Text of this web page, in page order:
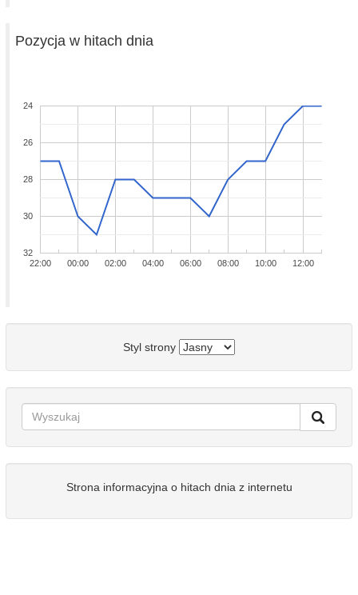
Pozycja w hitach dnia
22:00 00:00 02:00 04:00 06:00 08:00 10:00 12:00
24
26
28
30
32
Styl strony
Strona informacyjna o hitach dnia z internetu